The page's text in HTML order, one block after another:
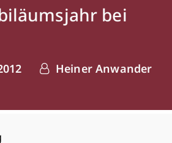
bei
Heiner Anwander